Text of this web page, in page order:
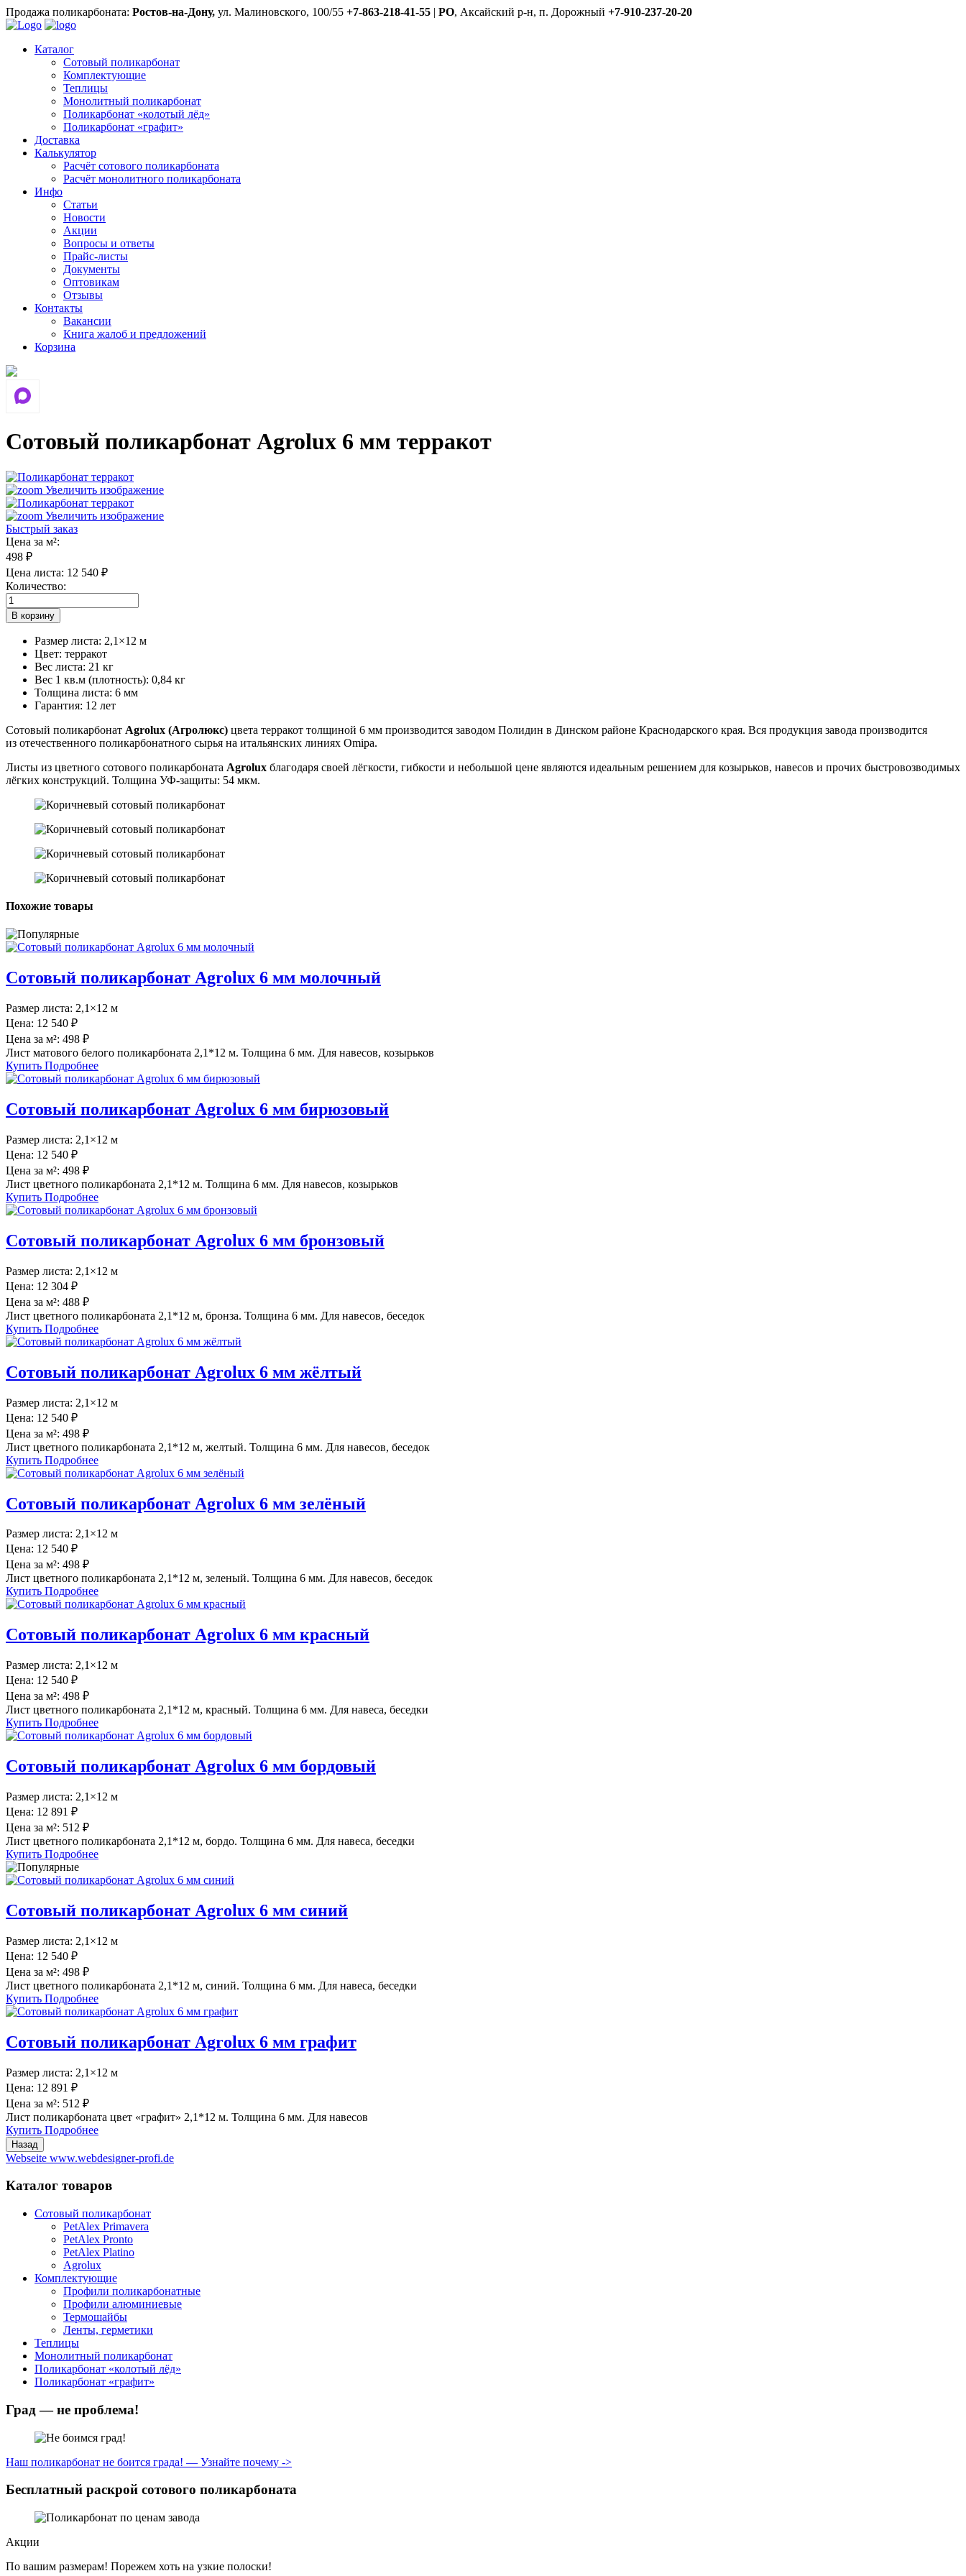
Продажа поликарбоната: Ростов-на-Дону, ул. Малиновского, 100/55 +7-863-218-41-55 | РО, Аксайский р-н, п. Дорожный +7-910-237-20-20
Каталог
Сотовый поликарбонат
Комплектующие
Теплицы
Монолитный поликарбонат
Поликарбонат «колотый лёд»
Поликарбонат «графит»
Доставка
Калькулятор
Расчёт сотового поликарбоната
Расчёт монолитного поликарбоната
Инфо
Статьи
Новости
Акции
Вопросы и ответы
Прайс-листы
Документы
Оптовикам
Отзывы
Контакты
Вакансии
Книга жалоб и предложений
Корзина
Сотовый поликарбонат Agrolux 6 мм терракот
Увеличить изображение
Увеличить изображение
Быстрый заказ
Цена за м²:
498 ₽
Цена листа: 12 540 ₽
Количество:
Размер листа: 2,1×12 м
Цвет: терракот
Вес листа: 21 кг
Вес 1 кв.м (плотность): 0,84 кг
Толщина листа: 6 мм
Гарантия: 12 лет
Сотовый поликарбонат Agrolux (Агролюкс) цвета терракот толщиной 6 мм производится заводом Полидин в Динском районе Краснодарского края. Вся продукция завода производится
из отечественного поликарбонатного сырья на итальянских линиях Omipa.
Листы из цветного сотового поликарбоната Agrolux благодаря своей лёгкости, гибкости и небольшой цене являются идеальным решением для козырьков, навесов и прочих быстровозводимых
лёгких конструкций. Толщина УФ-защиты: 54 мкм.
Похожие товары
Сотовый поликарбонат Agrolux 6 мм молочный
Размер листа: 2,1×12 м
Цена: 12 540 ₽
Цена за м²: 498 ₽
Лист матового белого поликарбоната 2,1*12 м. Толщина 6 мм. Для навесов, козырьков
Купить Подробнее
Сотовый поликарбонат Agrolux 6 мм бирюзовый
Размер листа: 2,1×12 м
Цена: 12 540 ₽
Цена за м²: 498 ₽
Лист цветного поликарбоната 2,1*12 м. Толщина 6 мм. Для навесов, козырьков
Купить Подробнее
Сотовый поликарбонат Agrolux 6 мм бронзовый
Размер листа: 2,1×12 м
Цена: 12 304 ₽
Цена за м²: 488 ₽
Лист цветного поликарбоната 2,1*12 м, бронза. Толщина 6 мм. Для навесов, беседок
Купить Подробнее
Сотовый поликарбонат Agrolux 6 мм жёлтый
Размер листа: 2,1×12 м
Цена: 12 540 ₽
Цена за м²: 498 ₽
Лист цветного поликарбоната 2,1*12 м, желтый. Толщина 6 мм. Для навесов, беседок
Купить Подробнее
Сотовый поликарбонат Agrolux 6 мм зелёный
Размер листа: 2,1×12 м
Цена: 12 540 ₽
Цена за м²: 498 ₽
Лист цветного поликарбоната 2,1*12 м, зеленый. Толщина 6 мм. Для навесов, беседок
Купить Подробнее
Сотовый поликарбонат Agrolux 6 мм красный
Размер листа: 2,1×12 м
Цена: 12 540 ₽
Цена за м²: 498 ₽
Лист цветного поликарбоната 2,1*12 м, красный. Толщина 6 мм. Для навеса, беседки
Купить Подробнее
Сотовый поликарбонат Agrolux 6 мм бордовый
Размер листа: 2,1×12 м
Цена: 12 891 ₽
Цена за м²: 512 ₽
Лист цветного поликарбоната 2,1*12 м, бордо. Толщина 6 мм. Для навеса, беседки
Купить Подробнее
Сотовый поликарбонат Agrolux 6 мм синий
Размер листа: 2,1×12 м
Цена: 12 540 ₽
Цена за м²: 498 ₽
Лист цветного поликарбоната 2,1*12 м, синий. Толщина 6 мм. Для навеса, беседки
Купить Подробнее
Сотовый поликарбонат Agrolux 6 мм графит
Размер листа: 2,1×12 м
Цена: 12 891 ₽
Цена за м²: 512 ₽
Лист поликарбоната цвет «графит» 2,1*12 м. Толщина 6 мм. Для навесов
Купить Подробнее
Webseite www.webdesigner-profi.de
Каталог товаров
Сотовый поликарбонат
PetAlex Primavera
PetAlex Pronto
PetAlex Platino
Agrolux
Комплектующие
Профили поликарбонатные
Профили алюминиевые
Термошайбы
Ленты, герметики
Теплицы
Монолитный поликарбонат
Поликарбонат «колотый лёд»
Поликарбонат «графит»
Град — не проблема!
Наш поликарбонат не боится града! — Узнайте почему ->
Бесплатный раскрой сотового поликарбоната
Акции
По вашим размерам! Порежем хоть на узкие полоски!